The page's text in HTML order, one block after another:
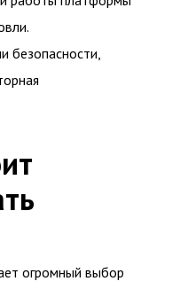
безопасности,
огромный выбор